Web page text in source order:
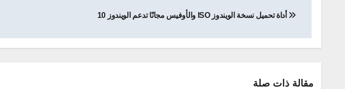
المقالات
أداة تحميل نسخة الويندوز ISO والأوفيس مجانًا تدعم الويندوز 10
مقالة ذات صلة